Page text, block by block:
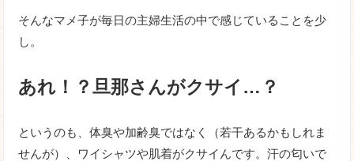
そんなマメ子が毎日の主婦生活の中で感じていることを少
し。
あれ！？旦那さんがクサイ…？
というのも、体臭や加齢臭ではなく（若干あるかもしれま
せんが）、ワイシャツや肌着がクサイんです。汗の匂いで